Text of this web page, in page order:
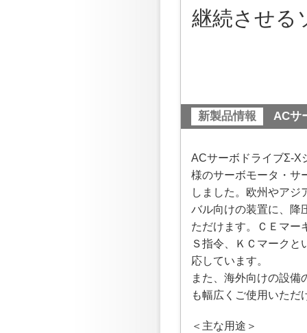
継続させる
新製品情報 ACサ
ACサーボドライブΣ-X
様のサーボモータ・サ
しました。欧州やアジ
バル向けの装置に、降
ただけます。ＣＥマー
Ｓ指令、ＫＣマークと
応しています。
また、海外向けの設備
も幅広くご使用いただ
＜主な用途＞